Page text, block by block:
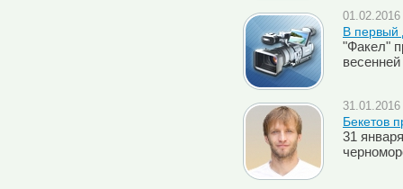
В первый
"Факел"
Бекетов
31